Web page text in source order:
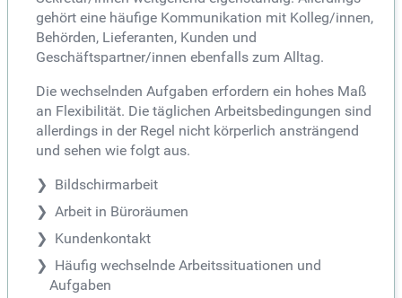
gehört eine häufige Kommunikation mit Kolleg/innen,
Behörden, Lieferanten, Kunden und
Geschäftspartner/innen ebenfalls zum Alltag.
Die wechselnden Aufgaben erfordern ein hohes Maß
an Flexibilität. Die täglichen Arbeitsbedingungen sind
allerdings in der Regel nicht körperlich ansträngend
und sehen wie folgt aus.
Bildschirmarbeit
Arbeit in Büroräumen
Kundenkontakt
Häufig wechselnde Arbeitssituationen und
Aufgaben